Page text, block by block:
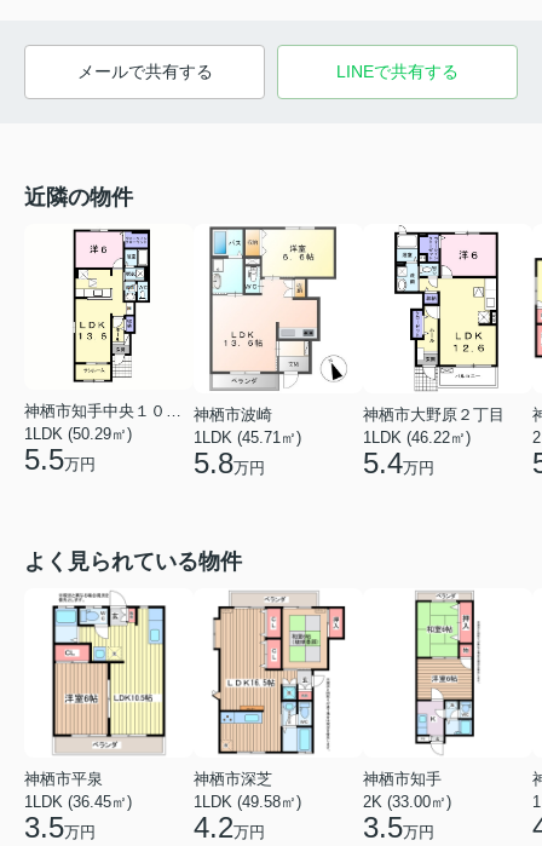
メールで共有する LINEで共有する
近隣の物件
1LDK (50.29㎡)
5.5万円
神栖市波崎
1LDK (45.71㎡)
5.8万円
神栖市大野原２丁目
1LDK (46.22㎡)
5.4万円
よく見られている物件
神栖市平泉
1LDK (36.45㎡)
3.5万円
神栖市深芝
1LDK (49.58㎡)
4.2万円
神栖市知手
2K (33.00㎡)
3.5万円